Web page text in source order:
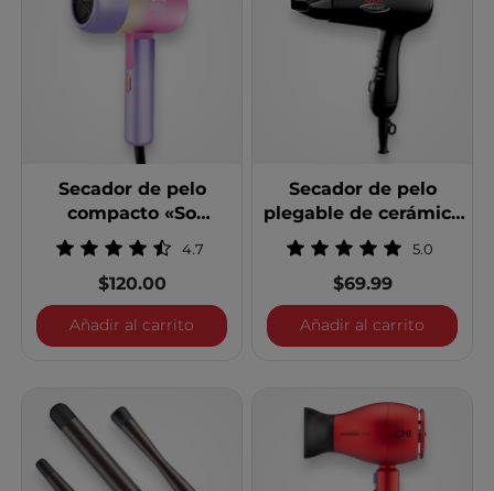
Secador de pelo
compacto «So
Smooth» de Vibes
4.7
$120.00
Añadir al carrito Secador de pelo compacto «So
Secador de pelo
plegable de cerámica
CHI
5.0
$69.99
Añadir al carrito